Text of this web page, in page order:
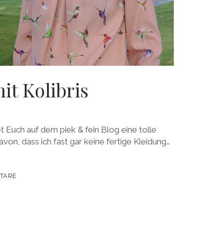
Kolibris
Euch auf dem piek & fein Blog eine tolle
dass ich fast gar keine fertige Kleidung…